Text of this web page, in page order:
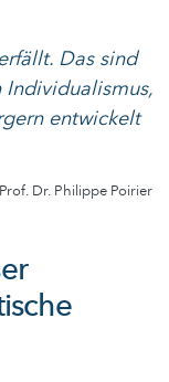
Das sind
entwickelt
Prof. Dr. Philippe Poirier